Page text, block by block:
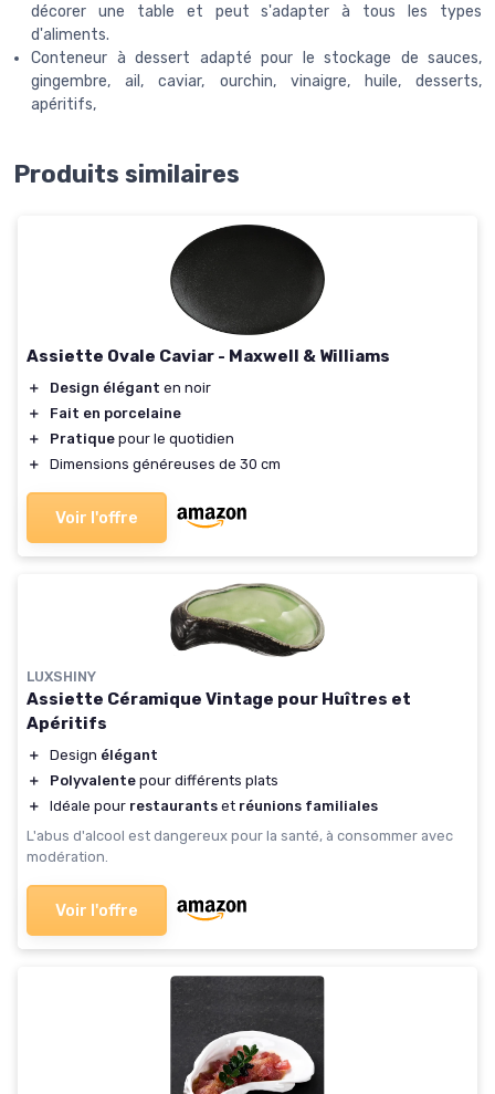
décorer une table et peut s'adapter à tous les types
d'aliments.
Conteneur à dessert adapté pour le stockage de sauces,
gingembre, ail, caviar, ourchin, vinaigre, huile, desserts,
apéritifs,
Produits similaires
Assiette Ovale Caviar - Maxwell & Williams
＋ Design élégant en noir
＋
Fait en porcelaine
＋
Pratique pour le quotidien
＋
Dimensions généreuses de 30 cm
Voir l'offre
LUXSHINY
Assiette Céramique Vintage pour Huîtres et
Apéritifs
＋ Design élégant
＋
Polyvalente pour différents plats
＋
Idéale pour restaurants et réunions familiales
L'abus d'alcool est dangereux pour la santé, à consommer avec
modération.
Voir l'offre